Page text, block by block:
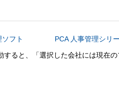
フト
PCA 人事管理シリ
すると、「選択した会社には現在